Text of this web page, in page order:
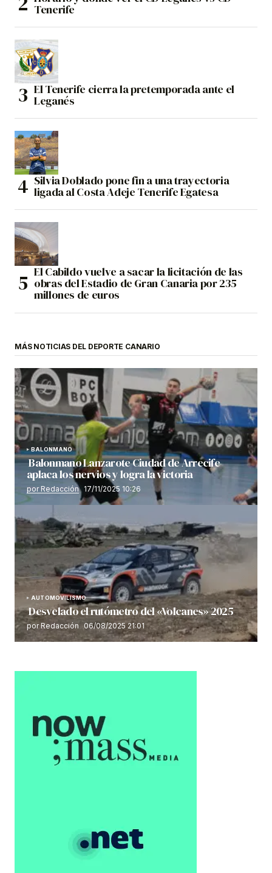
Tenerife
El Tenerife cierra la pretemporada ante el
Leganés
Silvia Doblado pone fin a una trayectoria
ligada al Costa Adeje Tenerife Egatesa
El Cabildo vuelve a sacar la licitación de las
obras del Estadio de Gran Canaria por 235
millones de euros
MÁS NOTICIAS DEL DEPORTE CANARIO
BALONMANO
Balonmano Lanzarote Ciudad de Arrecife
aplaca los nervios y logra la victoria
por Redacción 17/11/2025 10:26
AUTOMOVILISMO
Desvelado el rutómetro del «Volcanes» 2025
por Redacción 06/08/2025 21:01